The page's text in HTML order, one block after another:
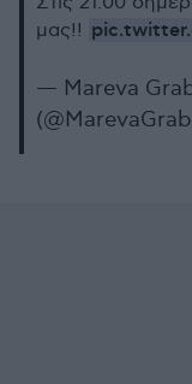
μας!!
— Mareva